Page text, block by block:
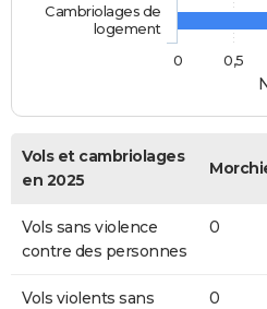
Cambriolages de
logement
0
0,5
Vols et cambriolages
en 2025
Vols sans violence
contre des personnes
0
Vols violents sans
0